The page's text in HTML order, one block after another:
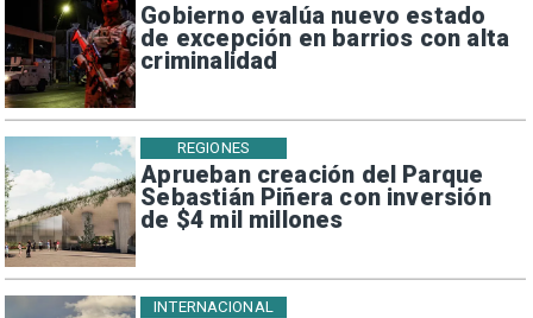
Gobierno evalúa nuevo estado
de excepción en barrios con alta
criminalidad
Aprueban creación del Parque
Sebastián Piñera con inversión
de $4 mil millones
REGIONES
INTERNACIONAL